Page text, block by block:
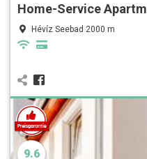
Home-Service
Hévíz Seebad 2000 m
9.6